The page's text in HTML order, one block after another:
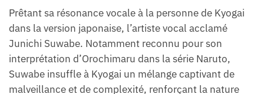
Prêtant sa résonance vocale à la personne de Kyogai
dans la version japonaise, l’artiste vocal acclamé
Junichi Suwabe. Notamment reconnu pour son
interprétation d’Orochimaru dans la série Naruto,
Suwabe insuffle à Kyogai un mélange captivant de
malveillance et de complexité, renforçant la nature